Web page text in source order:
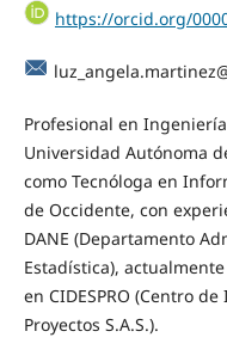
https://orcid.org/
Profesional en
Universidad Autónoma
como Tecnóloga en
de Occidente, con
DANE (Departamento
Estadística),
en CIDESPRO (Centro
Proyectos S.A.S.).